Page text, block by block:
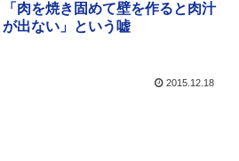
「肉を焼き固めて壁を作ると肉汁
が出ない」という嘘
2015.12.18